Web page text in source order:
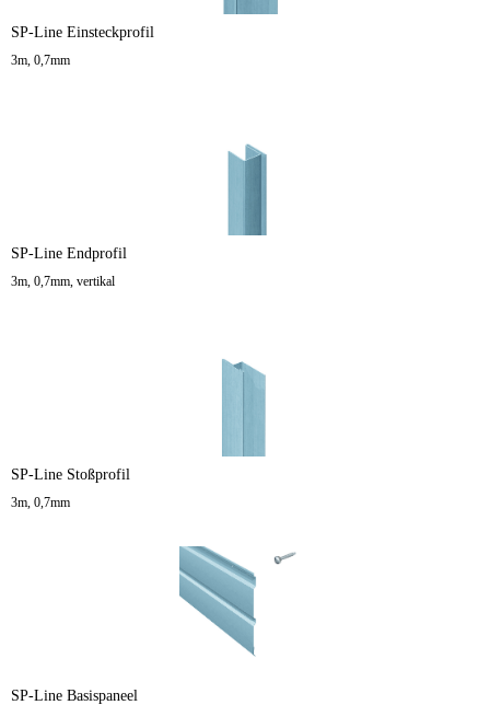
SP-Line Einsteckprofil
3m, 0,7mm
SP-Line Endprofil
3m, 0,7mm, vertikal
SP-Line Stoßprofil
3m, 0,7mm
SP-Line Basispaneel